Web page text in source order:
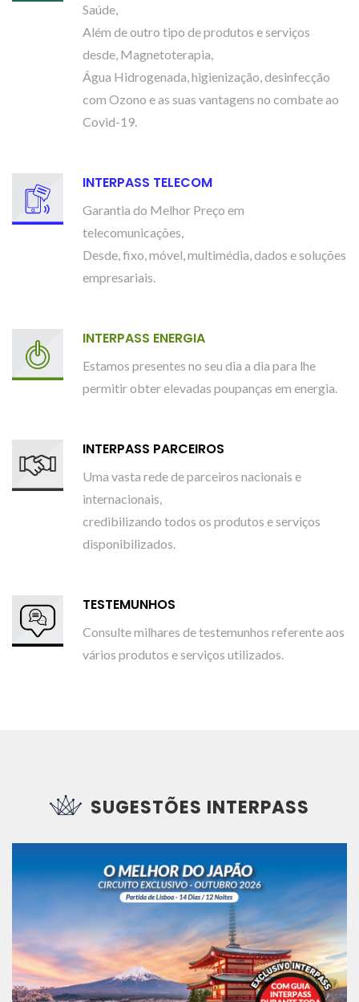
Saúde,
Além de outro tipo de produtos e serviços
desde, Magnetoterapia,
Água Hidrogenada, higienização, desinfecção
com Ozono e as suas vantagens no combate ao
Covid-19.
INTERPASS TELECOM
Garantia do Melhor Preço em
telecomunicações,
Desde, fixo, móvel, multimédia, dados e soluções
empresariais.
INTERPASS ENERGIA
Estamos presentes no seu dia a dia para lhe
permitir obter elevadas poupanças em energia.
INTERPASS PARCEIROS
Uma vasta rede de parceiros nacionais e
internacionais,
credibilizando todos os produtos e serviços
disponibilizados.
TESTEMUNHOS
Consulte milhares de testemunhos referente aos
vários produtos e serviços utilizados.
SUGESTÕES INTERPASS